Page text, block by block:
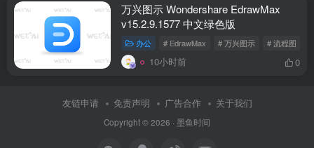
万兴图示 Wondershare EdrawMax
v15.2.9.1577 中文绿色版
办公 # EdrawMax # 万兴图示 # 流程图
10小时前 0
友链申请 免责声明 广告合作 关于我们
Copyright © 2026 · 墨鱼时间